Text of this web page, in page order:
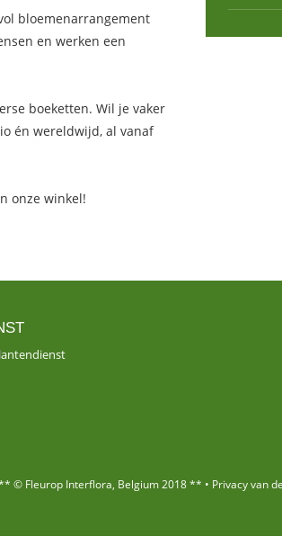
bloemenarrangement
en werken een
boeketten. Wil je vaker
én wereldwijd, al vanaf
onze winkel!
© Fleurop Interflora, Belgium 2018 ** • Privacy van